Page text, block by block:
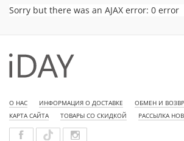
Sorry but there was an AJAX error: 0 error
О НАС ИНФОРМАЦИЯ О ДОСТАВКЕ
ОБМЕН И
КАРТА САЙТА
ТОВАРЫ СО СКИДКОЙ РАССЫЛКА